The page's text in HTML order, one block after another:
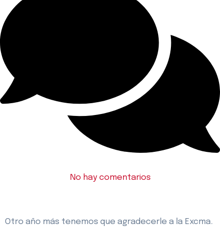
No hay comentarios
Otro año más tenemos que agradecerle a la Excma.